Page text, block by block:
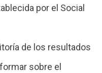
por el Social
de los resultados
sobre el